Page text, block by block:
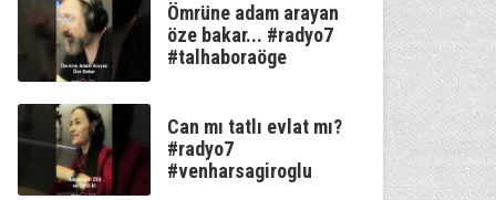
Ömrüne adam arayan
öze bakar... #radyo7
#talhaboraöge
Can mı tatlı evlat mı?
#radyo7
#venharsagiroglu